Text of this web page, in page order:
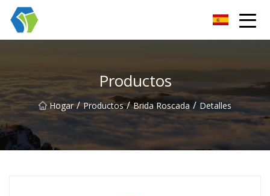
Grupo Co., Ltd de las soluciones de la luz de las estrellas de
Productos
Hogar / Productos / Brida Roscada / Detalles